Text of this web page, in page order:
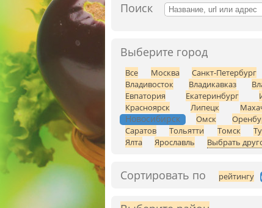
Поиск
Выберите город
Все Москва Санкт-Петербург
Владивосток
Владикавказ
Евпатория
Екатеринбург
Красноярск
Липецк
Новосибирск Омск
Саратов
Тольятти Томск
Ялта
Ярославль Выбрать
Сортировать по рейтингу